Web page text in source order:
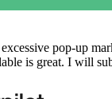
pop-up
is great. I will